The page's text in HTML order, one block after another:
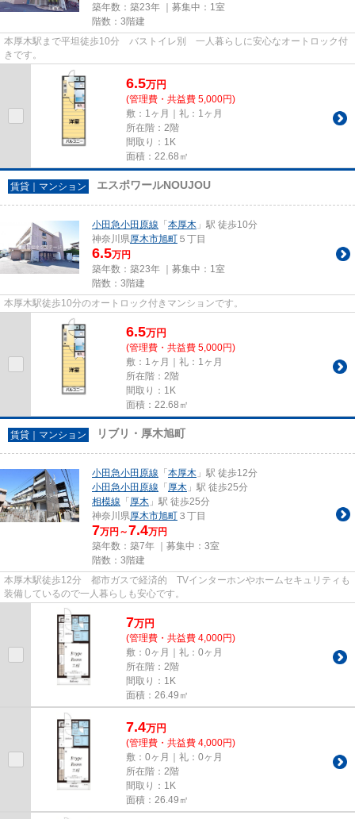
築年数：築23年 ｜募集中： 1室
階数：3階建
本厚木駅まで平坦徒歩10分 バストイレ別 一人暮らしに安心なオートロック付
きです。
6.5万円
(管理費・共益費 5,000円)
敷：1ヶ月｜礼：1ヶ月
所在階：2階
間取り：1K
面積：22.68㎡
賃貸｜マンション エスポワールNOUJOU
小田急小田原線 「本厚木 」駅 徒歩10分
神奈川県厚木市旭町 ５丁目
6.5万円
築年数：築23年 ｜募集中： 1室
階数：3階建
本厚木駅徒歩10分のオートロック付きマンションです。
6.5万円
(管理費・共益費 5,000円)
敷：1ヶ月｜礼：1ヶ月
所在階：2階
間取り：1K
面積：22.68㎡
賃貸｜マンション リブリ・厚木旭町
小田急小田原線 「本厚木 」駅 徒歩12分
小田急小田原線 「厚木 」駅 徒歩25分
相模線 「厚木 」駅 徒歩25分
神奈川県厚木市旭町 ３丁目
7万円～7.4万円
築年数：築7年 ｜募集中： 3室
階数：3階建
本厚木駅徒歩12分 都市ガスで経済的 TVインターホンやホームセキュリティも
装備しているので一人暮らしも安心です。
7万円
(管理費・共益費 4,000円)
敷：0ヶ月｜礼：0ヶ月
所在階：2階
間取り：1K
面積：26.49㎡
7.4万円
(管理費・共益費 4,000円)
敷：0ヶ月｜礼：0ヶ月
所在階：2階
間取り：1K
面積：26.49㎡